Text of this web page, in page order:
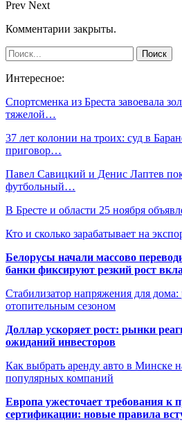
Prev Next
Комментарии закрыты.
Интересное:
Спортсменка из Бреста завоевала
тяжелой…
37 лет колонии на троих: суд в
приговор…
Павел Савицкий и Денис Лаптев
футбольный…
В Бресте и области 25 ноября
Кто и сколько зарабатывает на
Белорусы начали массово
банки фиксируют резкий рост
Стабилизатор напряжения для
отопительным сезоном
Доллар ускоряет рост: рынки
ожиданий инвесторов
Как выбрать аренду авто в Минске
популярных компаний
Европа ужесточает требования к
сертификации: новые правила